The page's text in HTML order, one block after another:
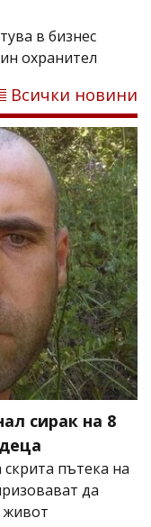
в бизнес
охранител
Всички новини
сирак на 8
пътека на
да
живот